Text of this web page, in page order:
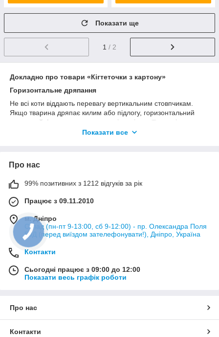
Показати ще
1 / 2
Докладно про товари «Кігтеточки з картону»
Горизонтальне дряпання
Не всі коти віддають перевагу вертикальним стовпчикам.
Якщо тварина дряпає килим або підлогу, горизонтальний
картонний формат може краще відповідати її звичці.
кутку зазвичай менш ефективно.
Зношення
— нормальний результат використання, але сильно
Для категорії «Кігтеточки з картону» обирайте варіант за
реальною поведінкою й розмірами тварини, а не лише за
зовнішнім виглядом.
Показати все
Про нас
99% позитивних з 1212 відгуків за рік
Працює з 09.11.2010
м. Дніпро
Склад (пн-пт 9-13:00, сб 9-12:00) - пр. Олександра Поля
50Д (перед виїздом зателефонувати!), Дніпро, Україна
Контакти
Сьогодні працює з 09:00 до 12:00
Показати весь графік роботи
Про нас
Контакти